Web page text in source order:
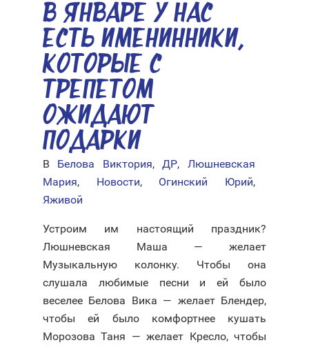
В ЯНВАРЕ У НАС
ЕСТЬ ИМЕНИННИКИ,
КОТОРЫЕ С
ТРЕПЕТОМ
ОЖИДАЮТ
ПОДАРКИ
В Белова Виктория,ДР, Люшневская
Мария, Новости, Огинский Юрий,
Яживой
Устроим им настоящий праздник?
Люшневская Маша — желает
Музыкальную колонку. Чтобы она
слушала любимые песни и ей было
веселее Белова Вика — желает Блендер,
чтобы ей было комфортнее кушать
Морозова Таня — желает Кресло, чтобы